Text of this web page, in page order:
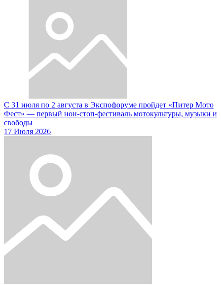
С 31 июля по 2 августа в Экспофоруме пройдет «Питер Мото
Фест» — первый нон-стоп-фестиваль мотокультуры, музыки и
свободы
17 Июля 2026